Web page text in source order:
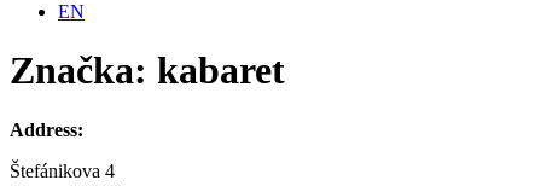
EN
Značka: kabaret
Address:
Štefánikova 4